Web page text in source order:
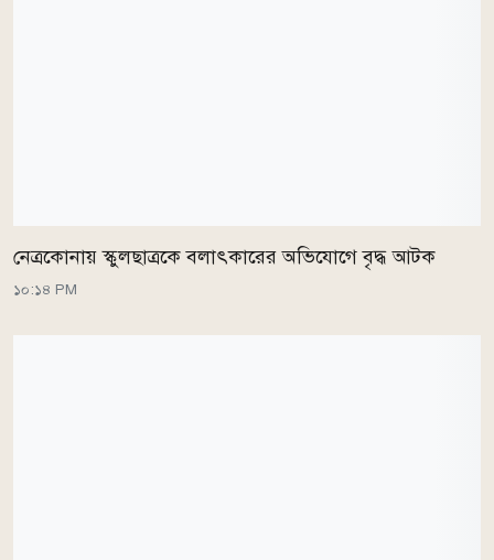
নেত্রকোনায় স্কুলছাত্রকে বলাৎকারের অভিযোগে বৃদ্ধ আটক
১০:১৪ PM